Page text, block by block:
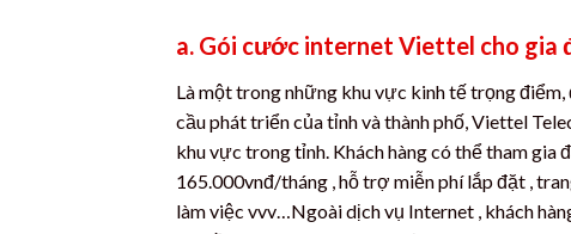
a. Gói cước internet Viettel cho gia
Là một trong những khu vực kinh tế trọng
cầu phát triển của tỉnh và thành phố, Viettel
khu vực trong tỉnh. Khách hàng có thể tham
165.000vnđ/tháng , hỗ trợ miễn phí lắp đặt ,
làm việc vvv…Ngoài dịch vụ Internet , khách